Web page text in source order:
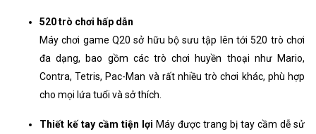
520 trò chơi hấp dẫn
Máy chơi game Q20 sở hữu bộ sưu tập lên tới 520 trò chơi
đa dạng, bao gồm các trò chơi huyền thoại như Mario,
Contra, Tetris, Pac-Man và rất nhiều trò chơi khác, phù hợp
cho mọi lứa tuổi và sở thích.
Thiết kế tay cầm tiện lợi Máy được trang bị tay cầm dễ sử